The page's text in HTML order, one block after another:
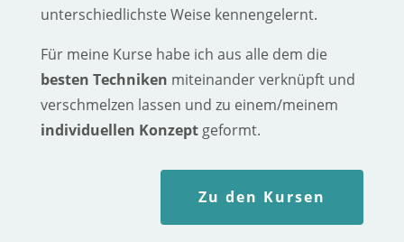
unterschiedlichste Weise kennengelernt.
Für meine Kurse habe ich aus alle dem die
besten Techniken miteinander verknüpft und
verschmelzen lassen und zu einem/meinem
individuellen Konzeptgeformt.
Zu den Kursen